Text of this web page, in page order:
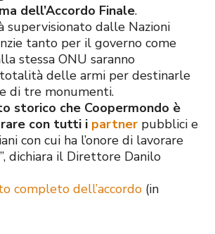
dell’Accordo Finale.
supervisionato dalle Nazioni
tanto per il governo come
stessa ONU saranno
delle armi per destinarle
di tre monumenti.
storico che Coopermondo è
con tutti i partner pubblici e
con cui ha l’onore di lavorare
dichiara il Direttore Danilo
completo dell’accordo (in